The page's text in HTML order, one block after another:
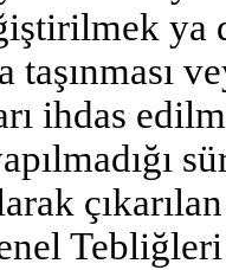
taşınması
ihdas